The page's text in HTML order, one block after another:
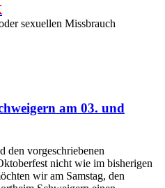
sexuellen Missbrauch
am 03. und
den vorgeschriebenen
nicht wie im bisherigen
wir am Samstag, den